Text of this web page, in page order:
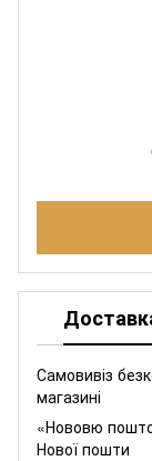
Самовивіз
магазині
«Нововю
Нової пошти